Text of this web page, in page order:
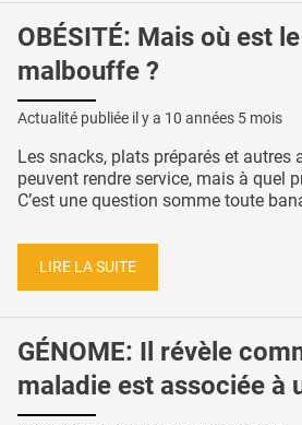
OBÉSITÉ: Mais où est
malbouffe ?
Actualité publiée il y a 10 années 5 mois
Les snacks, plats préparés et
peuvent rendre service, mais à quel
C’est une question somme toute
LIRE LA SUITE
GÉNOME: Il révèle
maladie est associée à